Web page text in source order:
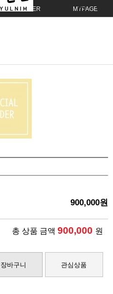
ORDER MYPAGE
900,000원
총 상품 금액 900,000 원
장바구니 관심상품